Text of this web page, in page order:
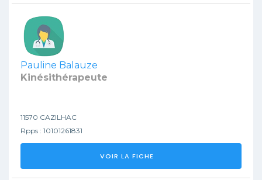
Pauline Balauze
Kinésithérapeute
11570 CAZILHAC
Rpps : 10101261831
VOIR LA FICHE